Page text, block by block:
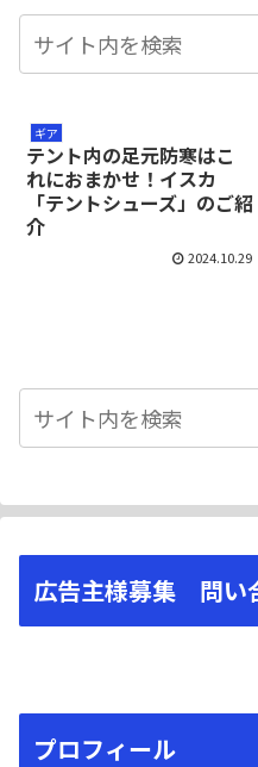
ギア
テント内の足元防寒はこ
れにおまかせ！イスカ
「テントシューズ」のご紹
介
2024.10.29
広告主様募集 問い
プロフィール